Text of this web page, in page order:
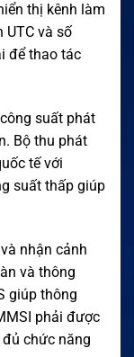
thị kênh làm
UTC và số
để thao tác
suất phát
Bộ thu phát
tế với
suất thấp giúp
nhận cảnh
và thông
giúp thông
phải được
chức năng